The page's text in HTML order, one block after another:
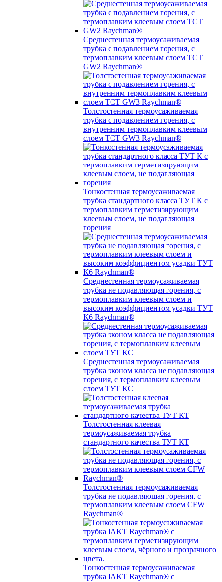
Среднестенная термоусаживаемая
трубка c подавлением горения, с
термоплавким клеевым слоем TCT
GW2 Raychman®
Толстостенная термоусаживаемая
трубка c подавлением горения, с
внутренним термоплавким клеевым
слоем TCT GW3 Raychman®
Тонкостенная термоусаживаемая
трубка стандартного класса ТУТ К с
термоплавким герметизирующим
клеевым слоем, не подавляющая
горения
Среднестенная термоусаживаемая
трубка не подавляющая горения, с
термоплавким клеевым слоем и
высоким коэффициентом усадки ТУТ
К6 Raychman®
Среднестенная термоусаживаемая
трубка эконом класса не подавляющая
горения, с термоплавким клеевым
слоем ТУТ КС
Толстостенная клеевая
термоусаживаемая трубка
стандартного качества ТУТ КТ
Толстостенная термоусаживаемая
трубка не подавляющая горения, с
термоплавким клеевым слоем CFW
Raychman®
Тонкостенная термоусаживаемая
трубка IAKT Raychman® с